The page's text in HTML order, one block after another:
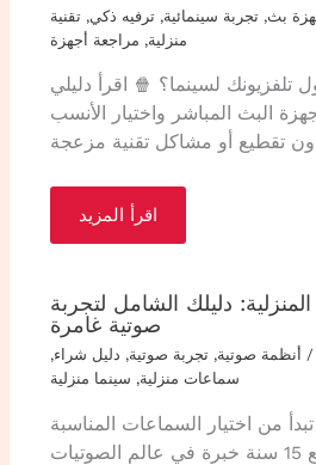
بث,تجربة سينمائية,ترفيه ذكي,تقنية
منزلية, مراجعة أجهزة
تلفزيونك لسينما؟ 🍿 اقرأ دليلي
البث المباشر واختيار الأنسب
اقرأ المزيد
دليلك الشامل لتجربة
صوتية غامرة
/ أنظمة صوتية,تجربة صوتية, دليل شراء,
سماعات منزلية, سينما منزلية
من اختيار السماعات المناسبة
🎧 دليل عملي يجمع 15 سنة خبرة في عالم الصوتيات